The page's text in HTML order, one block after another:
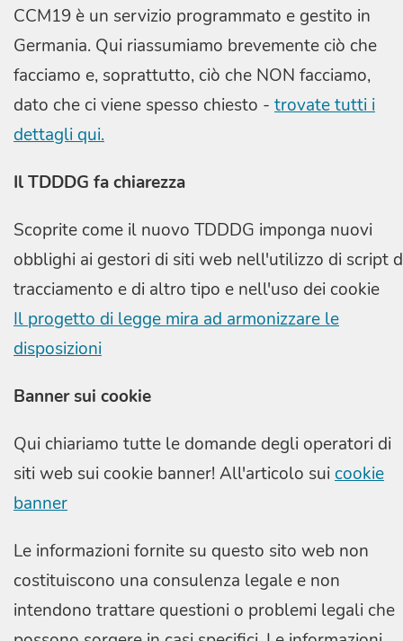
CCM19 è un servizio programmato e gestito in
Germania. Qui riassumiamo brevemente ciò che
facciamo e, soprattutto, ciò che NON facciamo,
dato che ci viene spesso chiesto - trovate tutti i
dettagli qui.
Il TDDDG fa chiarezza
Scoprite come il nuovo TDDDG imponga nuovi
obblighi ai gestori di siti web nell'utilizzo di script
tracciamento e di altro tipo e nell'uso dei cookie
Il progetto di legge mira ad armonizzare le
disposizioni
Banner sui cookie
Qui chiariamo tutte le domande degli operatori di
siti web sui cookie banner! All'articolo sui cookie
banner
Le informazioni fornite su questo sito web non
costituiscono una consulenza legale e non
intendono trattare questioni o problemi legali che